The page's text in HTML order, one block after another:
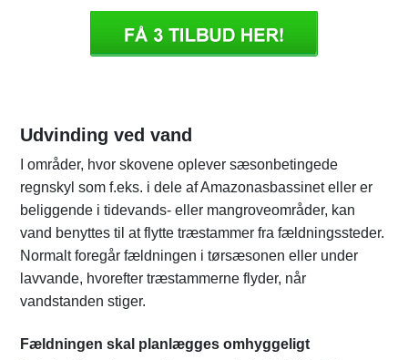
Udvinding ved vand
I områder, hvor skovene oplever sæsonbetingede
regnskyl som f.eks. i dele af Amazonasbassinet eller er
beliggende i tidevands- eller mangroveområder, kan
vand benyttes til at flytte træstammer fra fældningssteder.
Normalt foregår fældningen i tørsæsonen eller under
lavvande, hvorefter træstammerne flyder, når
vandstanden stiger.
Fældningen skal planlægges omhyggeligt